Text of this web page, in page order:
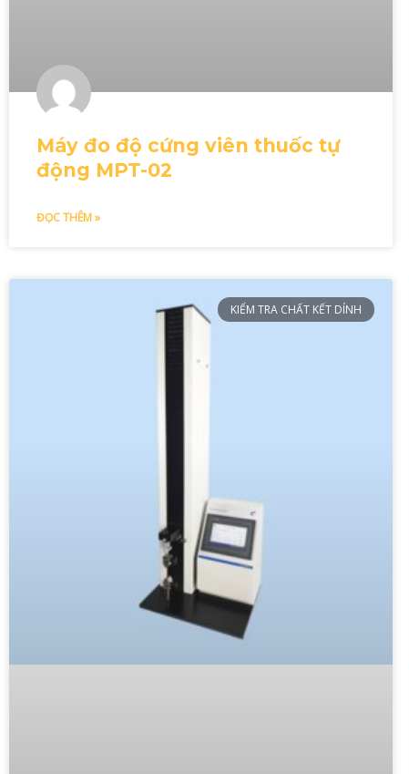
Máy đo độ cứng viên thuốc tự
động MPT-02
ĐỌC THÊM »
KIỂM TRA CHẤT KẾT DÍNH